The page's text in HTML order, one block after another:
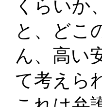
くらいか
と、どこ
ん、高い
て考えら